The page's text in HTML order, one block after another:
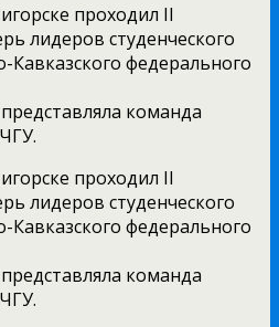
проходил II
лидеров студенческого
Кавказского федерального
команда
проходил II
лидеров студенческого
Кавказского федерального
команда